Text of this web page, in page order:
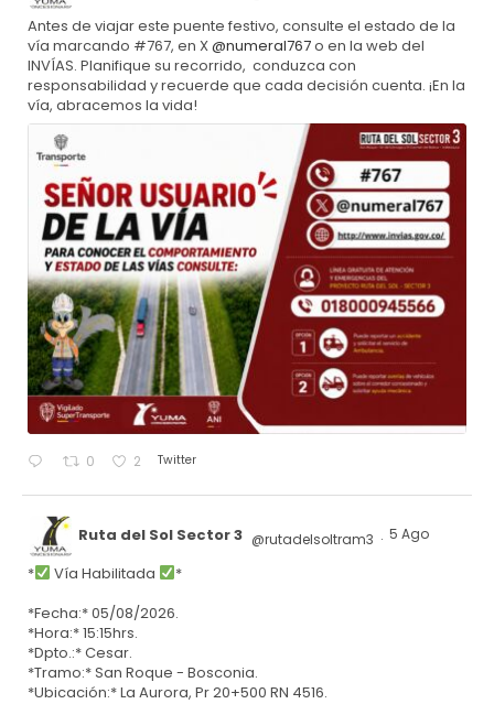
Antes de viajar este puente festivo, consulte el estado de la
vía marcando #767, en X@numeral767o en la web del
INVÍAS. Planifique su recorrido, conduzca con
responsabilidad y recuerde que cada decisión cuenta. ¡En la
vía, abracemos la vida!
0 2 Twitter
Ruta del Sol Sector 3 @rutadelsoltram3 · 5 Ago
* Vía Habilitada
*
*Fecha:* 05/08/2026.
*Hora:* 15:15hrs.
*Dpto.:* Cesar.
*Tramo:* San Roque - Bosconia.
*Ubicación:* La Aurora, Pr 20+500 RN 4516.